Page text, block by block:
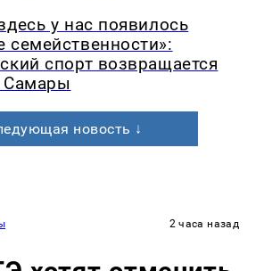
у нас появилось
спорт возвращается
новость ↓
2 часа назад